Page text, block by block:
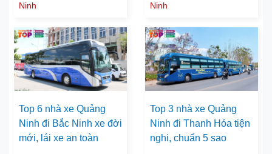
Ninh
Ninh
Top 6 nhà xe Quảng
Ninh đi Bắc Ninh xe đời
mới, lái xe an toàn
Top 3 nhà xe Quảng
Ninh đi Thanh Hóa tiện
nghi, chuẩn 5 sao